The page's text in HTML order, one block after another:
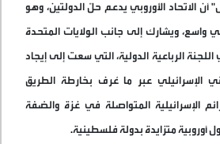
الاتحاد الأوروبي يدعم حلّ الدولتين، وهو
ويشارك إلى جانب الولايات المتحدة
الرباعية الدولية، التي سعت إلى إيجاد
الإسرائيلي عبر ما عُرف بخارطة الطريق
الإسرائيلية المتواصلة في غزة والضفة
أوروبية متزايدة بدولة فلسطينية.